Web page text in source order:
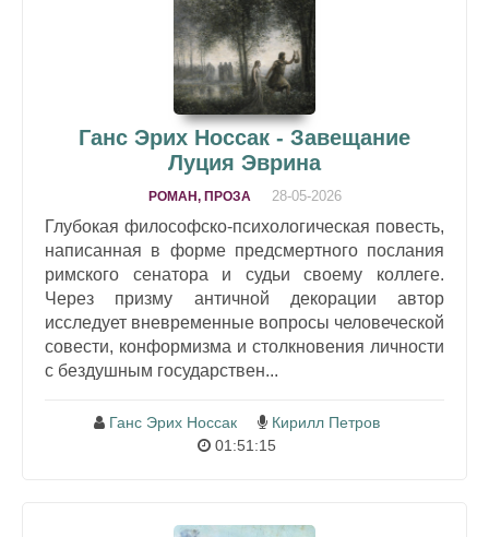
Ганс Эрих Носсак - Завещание
Луция Эврина
РОМАН, ПРОЗА 28-05-2026
Глубокая философско-психологическая повесть,
написанная в форме предсмертного послания
римского сенатора и судьи своему коллеге.
Через призму античной декорации автор
исследует вневременные вопросы человеческой
совести, конформизма и столкновения личности
с бездушным государствен...
Ганс Эрих Носсак
Кирилл Петров
01:51:15